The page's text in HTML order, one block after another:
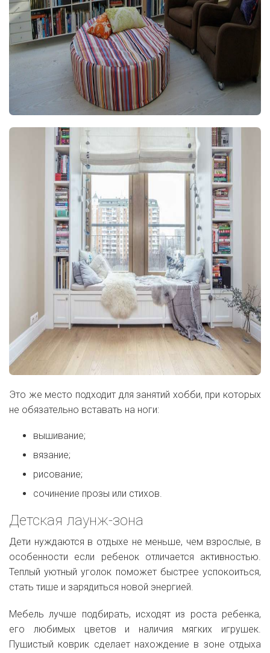
Это же место подходит для занятий хобби, при которых
не обязательно вставать на ноги:
вышивание;
вязание;
рисование;
сочинение прозы или стихов.
Детская лаунж-зона
Дети нуждаются в отдыхе не меньше, чем взрослые, в
особенности если ребенок отличается активностью.
Теплый уютный уголок поможет быстрее успокоиться,
стать тише и зарядиться новой энергией.
Мебель лучше подбирать, исходят из роста ребенка,
его любимых цветов и наличия мягких игрушек.
Пушистый коврик сделает нахождение в зоне отдыха